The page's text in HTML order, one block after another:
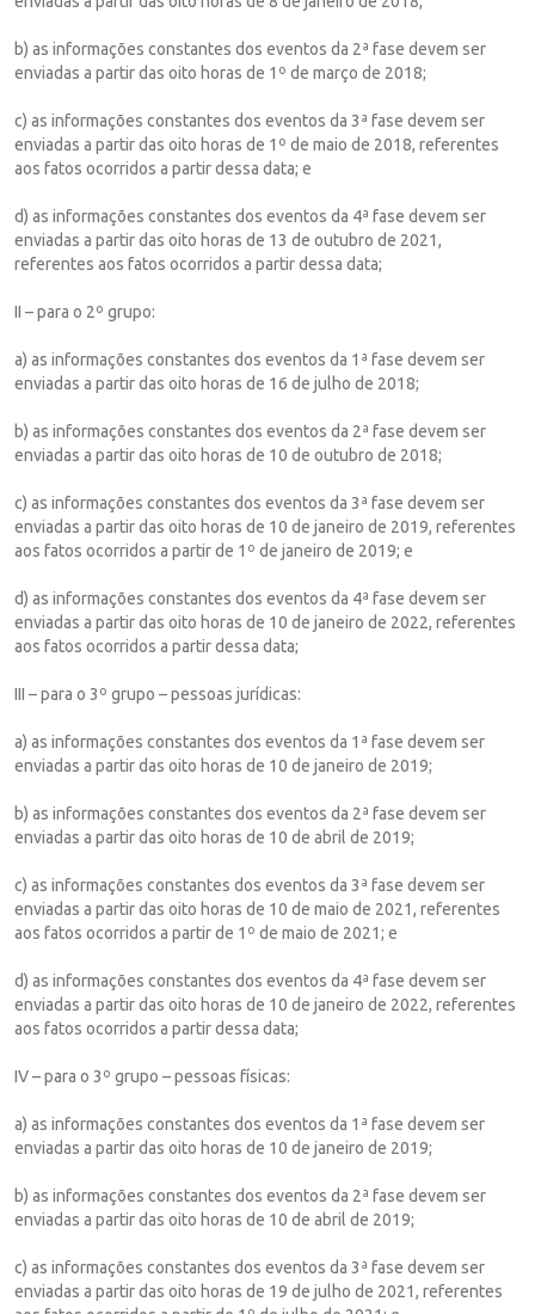
b) as informações constantes dos eventos da 2ª fase devem ser
enviadas a partir das oito horas de 1º de março de 2018;
c) as informações constantes dos eventos da 3ª fase devem ser
enviadas a partir das oito horas de 1º de maio de 2018, referentes
aos fatos ocorridos a partir dessa data; e
d) as informações constantes dos eventos da 4ª fase devem ser
enviadas a partir das oito horas de 13 de outubro de 2021,
referentes aos fatos ocorridos a partir dessa data;
II – para o 2º grupo:
a) as informações constantes dos eventos da 1ª fase devem ser
enviadas a partir das oito horas de 16 de julho de 2018;
b) as informações constantes dos eventos da 2ª fase devem ser
enviadas a partir das oito horas de 10 de outubro de 2018;
c) as informações constantes dos eventos da 3ª fase devem ser
enviadas a partir das oito horas de 10 de janeiro de 2019, referentes
aos fatos ocorridos a partir de 1º de janeiro de 2019; e
d) as informações constantes dos eventos da 4ª fase devem ser
enviadas a partir das oito horas de 10 de janeiro de 2022, referentes
aos fatos ocorridos a partir dessa data;
III – para o 3º grupo – pessoas jurídicas:
a) as informações constantes dos eventos da 1ª fase devem ser
enviadas a partir das oito horas de 10 de janeiro de 2019;
b) as informações constantes dos eventos da 2ª fase devem ser
enviadas a partir das oito horas de 10 de abril de 2019;
c) as informações constantes dos eventos da 3ª fase devem ser
enviadas a partir das oito horas de 10 de maio de 2021, referentes
aos fatos ocorridos a partir de 1º de maio de 2021; e
d) as informações constantes dos eventos da 4ª fase devem ser
enviadas a partir das oito horas de 10 de janeiro de 2022, referentes
aos fatos ocorridos a partir dessa data;
IV – para o 3º grupo – pessoas físicas:
a) as informações constantes dos eventos da 1ª fase devem ser
enviadas a partir das oito horas de 10 de janeiro de 2019;
b) as informações constantes dos eventos da 2ª fase devem ser
enviadas a partir das oito horas de 10 de abril de 2019;
c) as informações constantes dos eventos da 3ª fase devem ser
enviadas a partir das oito horas de 19 de julho de 2021, referentes